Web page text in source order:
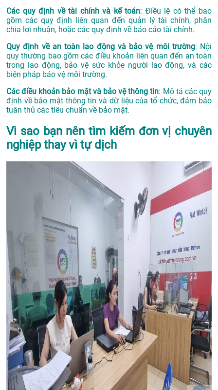
Các quy định về tài chính và kế toán: Điều lệ có thể bao
gồm các quy định liên quan đến quản lý tài chính, phân
chia lợi nhuận, hoặc các quy định về báo cáo tài chính.
Quy định về an toàn lao động và bảo vệ môi trường: Nội
quy thường bao gồm các điều khoản liên quan đến an toàn
trong lao động, bảo vệ sức khỏe người lao động, và các
biện pháp bảo vệ môi trường.
Các điều khoản bảo mật và bảo vệ thông tin: Mô tả các quy
định về bảo mật thông tin và dữ liệu của tổ chức, đảm bảo
tuân thủ các tiêu chuẩn về bảo mật.
Vì sao bạn nên tìm kiếm đơn vị chuyên
nghiệp thay vì tự dịch